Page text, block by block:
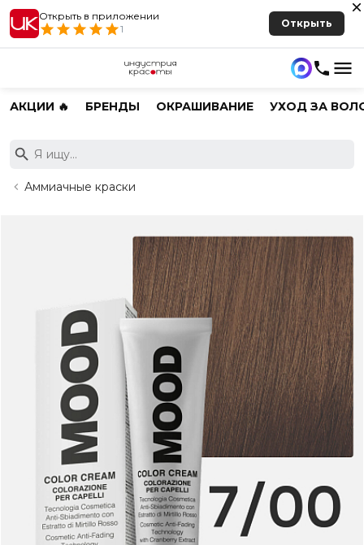
Открыть в приложении
1
Открыть
АКЦИИ 🔥 БРЕНДЫ ОКРАШИВАНИЕ УХОД ЗА
Аммиачные краски